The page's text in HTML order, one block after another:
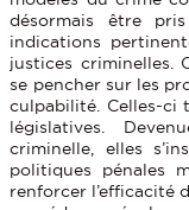
désormais être
indications
justices criminelles.
se pencher sur les
culpabilité. Celles-ci
législatives.
criminelle, elles
politiques pénales
renforcer l’efficacité